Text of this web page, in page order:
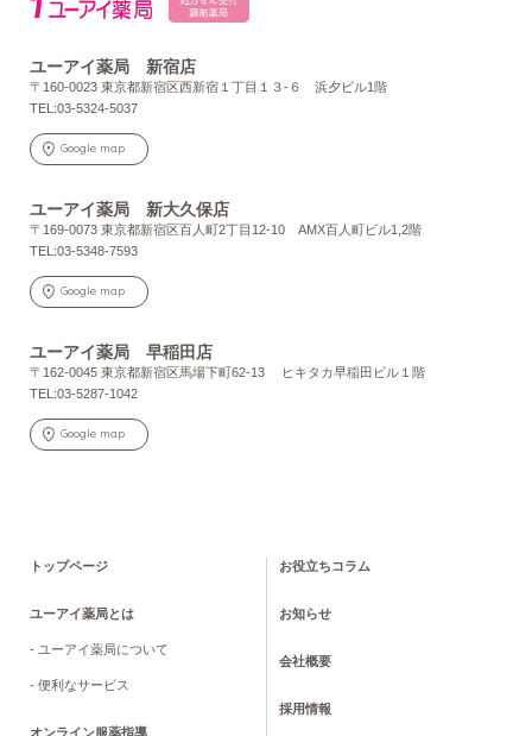
ユーアイ薬局 新宿店
〒160-0023 東京都新宿区西新宿１丁目１３-６ 浜夕ビル1階
TEL:03-5324-5037
Google map
ユーアイ薬局 新大久保店
〒169-0073 東京都新宿区百人町2丁目12-10 AMX百人町ビル1,2階
TEL:03-5348-7593
Google map
ユーアイ薬局 早稲田店
〒162-0045 東京都新宿区馬場下町62-13 ヒキタカ早稲田ビル１階
TEL:03-5287-1042
Google map
トップページ
ユーアイ薬局とは
- ユーアイ薬局について
- 便利なサービス
オンライン服薬指導
お役立ちコラム
お知らせ
会社概要
採用情報